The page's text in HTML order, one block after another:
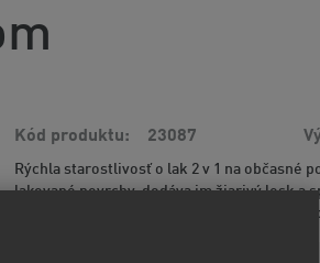
Kód produktu 23087
Rýchla starostlivosť o lak 2 v 1 na občasné
lakované povrchy, dodáva im žiarivý lesk a
vplyvmi okolitého prostredia. Pritom ľahko